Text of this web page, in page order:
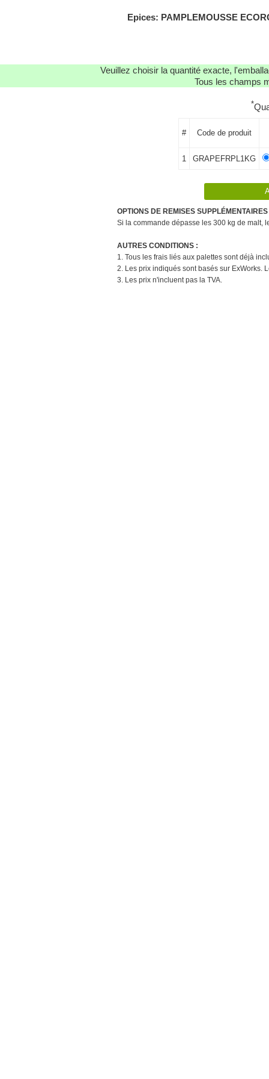
Epices: PAMPLEMOUSSE
Veuillez choisir la quantité exacte,
Tous les champs
*
# Code de produit
1 GRAPEFRPL1KG
OPTIONS DE REMISES SUPPLÉMENTAIRES
Si la commande dépasse les 300 kg de malt,
AUTRES CONDITIONS :
1. Tous les frais liés aux palettes sont déjà
2. Les prix indiqués sont basés sur ExWorks.
3. Les prix n'incluent pas la TVA.